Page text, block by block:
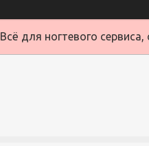
Всё для ногтевого